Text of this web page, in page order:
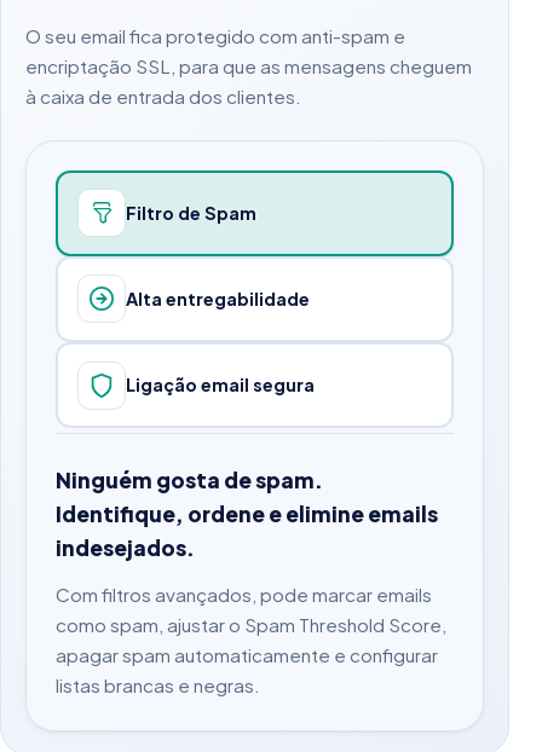
O seu email fica protegido com anti-spam e
encriptação SSL, para que as mensagens cheguem
à caixa de entrada dos clientes.
Filtro de Spam
Alta entregabilidade
Ligação email segura
Ninguém gosta de spam.
Identifique, ordene e elimine emails
indesejados.
Com filtros avançados, pode marcar emails
como spam, ajustar o Spam Threshold Score,
apagar spam automaticamente e configurar
listas brancas e negras.